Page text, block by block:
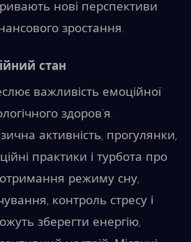
нові перспективи
зростання.
стан
важливість емоційної
здоров’я.
активність, прогулянки,
практики і турбота про
режиму сну,
контроль стресу і
зберегти енергію,